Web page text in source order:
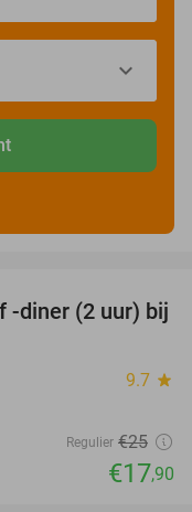
28%
-diner (2 uur) bij
9.7 star
Regulier €25
€17,90